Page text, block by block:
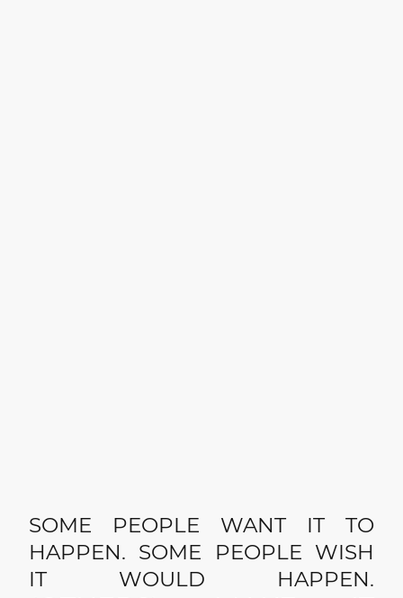
SOME PEOPLE WANT IT TO
HAPPEN. SOME PEOPLE WISH
IT WOULD HAPPEN.